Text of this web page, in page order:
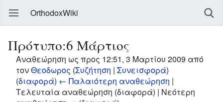
OrthodoxWiki
Πρότυπο:6 Μάρτιος
Αναθεώρηση ως προς 12:51, 3 Μαρτίου 2009 από
τονΘεοδωρος (Συζήτηση | Συνεισφορά)
(διαφορά) ← Παλαιότερη αναθεώρηση |
Τελευταία αναθεώρηση (διαφορά) | Νεότερη